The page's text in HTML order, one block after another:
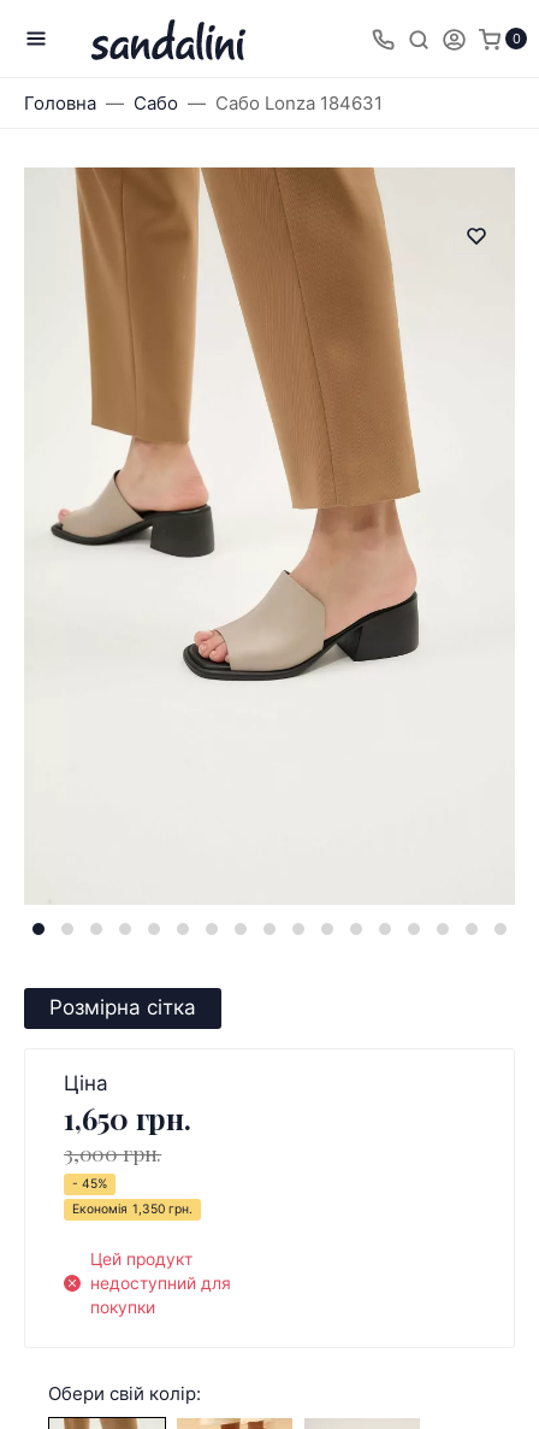
0
Головна Сабо Сабо Lonza 184631
Розмірна сітка
Ціна
1,650 грн.
3,000 грн.
- 45%
Економія 1,350 грн.
Цей продукт
недоступний для
покупки
Обери свій колір: